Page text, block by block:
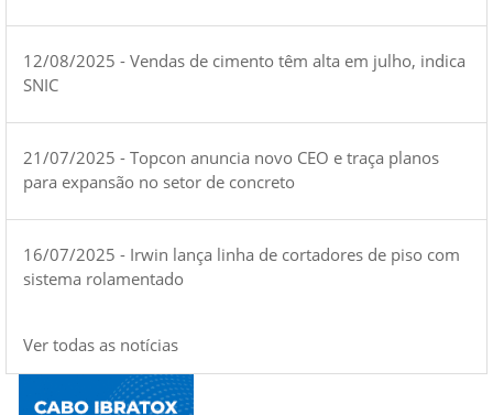
12/08/2025 - Vendas de cimento têm alta em julho, indica
SNIC
21/07/2025 - Topcon anuncia novo CEO e traça planos
para expansão no setor de concreto
16/07/2025 - Irwin lança linha de cortadores de piso com
sistema rolamentado
Ver todas as notícias